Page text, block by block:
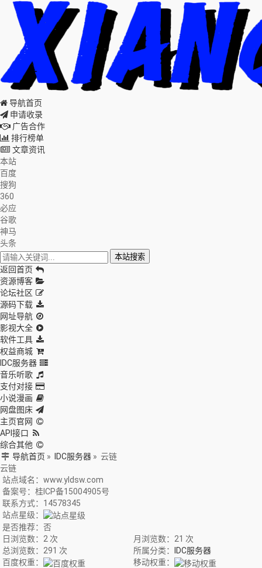
导航首页
申请收录
广告合作
排行榜单
文章资讯
本站
百度
搜狗
360
必应
谷歌
神马
头条
本站搜索
返回首页
资源博客
论坛社区
源码下载
网址导航
影视大全
软件工具
权益商城
IDC服务器
音乐听歌
支付对接
小说漫画
网盘图床
主页官网
API接口
综合其他
导航首页 » IDC服务器 » 云链
云链
站点域名：www.yldsw.com
备案号：桂ICP备15004905号
联系方式：14578345
站点星级：
是否推荐：否
日浏览数：2 次
月浏览数：21 次
总浏览数：291 次
所属分类：
IDC服务器
百度权重：
移动权重：